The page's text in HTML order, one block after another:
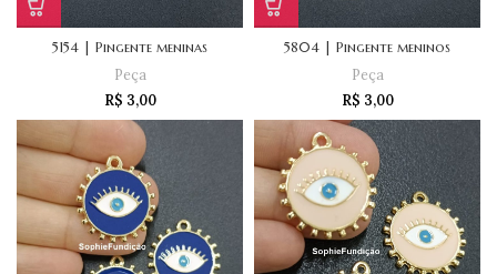
5154 | Pingente meninas
Peça
R$ 3,00
5804 | Pingente meninos
Peça
R$ 3,00